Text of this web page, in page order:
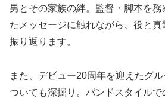
男とその家族の絆。監督・脚本を
たメッセージに触れながら、役と
振り返ります。
また、デビュー20周年を迎えたグ
ついても深掘り。バンドスタイル